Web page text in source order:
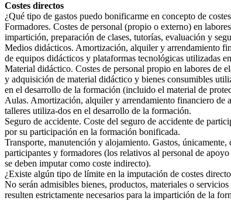
Costes directos
¿Qué tipo de gastos puedo bonificarme en concepto de
Formadores. Costes de personal (propio o externo) en
impartición, preparación de clases, tutorías, evaluación y
Medios didácticos. Amortización, alquiler y arrendamiento
de equipos didácticos y plataformas tecnológicas utilizadas
Material didáctico. Costes de personal propio en labores de
y adquisición de material didáctico y bienes consumibles
en el desarrollo de la formación (incluido el material de
Aulas. Amortización, alquiler y arrendamiento financiero de
talleres utiliza-dos en el desarrollo de la formación.
Seguro de accidente. Coste del seguro de accidente de
por su participación en la formación bonificada.
Transporte, manutención y alojamiento. Gastos, únicamente,
participantes y formadores (los relativos al personal de
se deben imputar como coste indirecto).
¿Existe algún tipo de límite en la imputación de costes
No serán admisibles bienes, productos, materiales o servicios
resulten estrictamente necesarios para la impartición de la